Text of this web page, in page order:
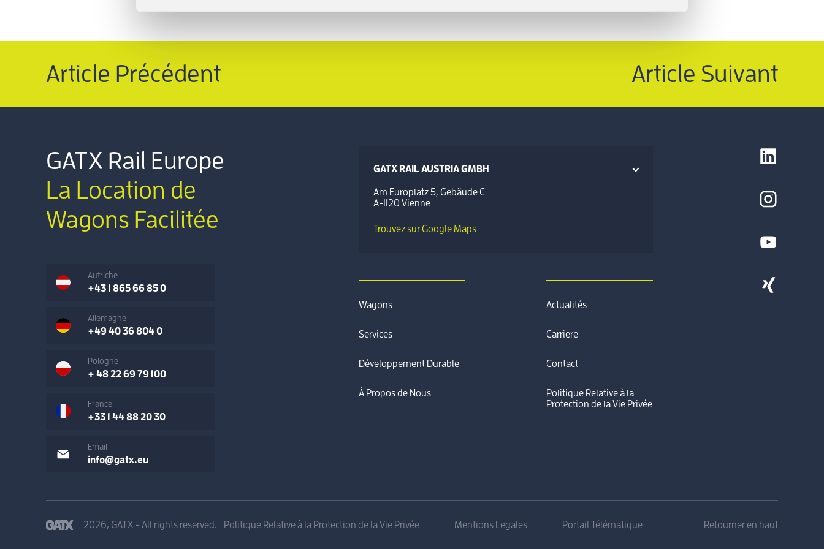
Article Précédent Article Suivant
GATX Rail Europe
La Location de
Wagons Facilitée
Autriche
+43 1 865 66 85 0
Allemagne
+49 40 36 804 0
Pologne
+ 48 22 69 79 100
France
+33 1 44 88 20 30
Email
info@gatx.eu
GATX RAIL AUSTRIA GMBH
Am Europlatz 5, Gebäude C
A-1120 Vienne
Trouvez sur Google Maps
Wagons
Services
Développement Durable
À Propos de Nous
Actualités
Carriere
Contact
Politique Relative à la
Protection de la Vie Privée
2026, GATX - All rights reserved. Politique Relative à la Protection de la Vie Privée Mentions Legales Portail Télématique Retourner en haut